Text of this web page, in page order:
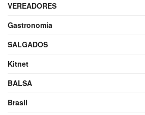
VEREADORES
Gastronomia
SALGADOS
Kitnet
BALSA
Brasil